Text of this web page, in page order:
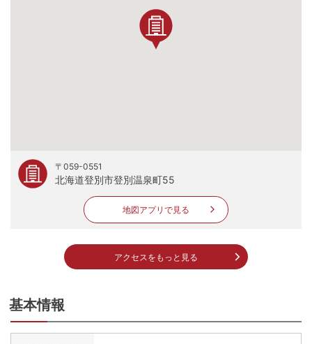
〒059-0551
北海道登別市登別温泉町55
地図アプリで見る
アクセスをもっと見る
基本情報